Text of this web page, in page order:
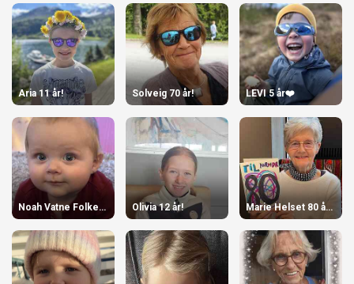
Aria 11 år! Solveig 70 år! LEVI 5 år❤️
Noah Vatne Folkestad 1 år Olivia 12 år! Marie Helset 80 år 14. Mars